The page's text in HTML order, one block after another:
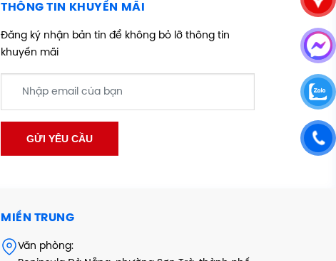
THÔNG TIN KHUYẾN MÃI
Đăng ký nhận bản tin để không bỏ lỡ thông tin
khuyến mãi
MIỀN TRUNG
Văn phòng: